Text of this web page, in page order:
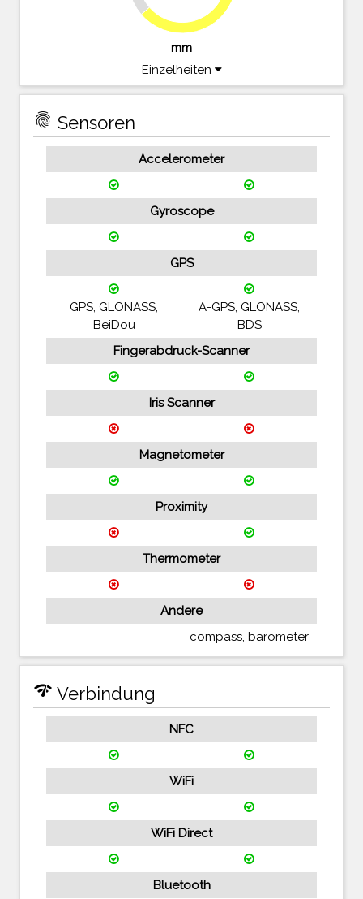
mm
Einzelheiten
fingerprint Sensoren
Accelerometer
Gyroscope
GPS
GPS, GLONASS,
BeiDou
A-GPS, GLONASS,
BDS
Fingerabdruck-Scanner
Iris Scanner
Magnetometer
Proximity
Thermometer
Andere
compass, barometer
network_check Verbindung
NFC
WiFi
WiFi Direct
Bluetooth